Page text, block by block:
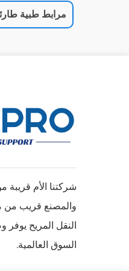
مرابط طبية
شركتنا الأم قريبة
والمصنع قريب من
النقل المريح يوفر
السوق العالمية.